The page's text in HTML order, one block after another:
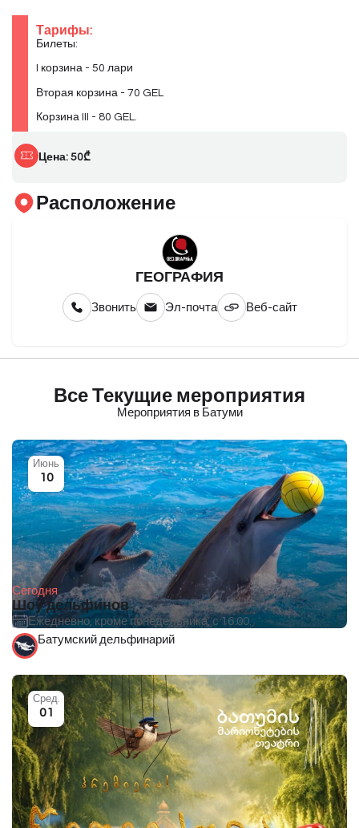
Тарифы:
Билеты:
I корзина - 50 лари
Вторая корзина - 70 GEL
Корзина III - 80 GEL.
Цена: 50₾
Расположение
ГЕОГРАФИЯ
Звонить Эл-почта Веб-сайт
Все Текущие мероприятия
Мероприятия в Батуми
Сегодня
Шоу дельфинов
Ежедневно, кроме понедельника, с 16:00.
Июнь
10
Батумский дельфинарий
Сред.
01